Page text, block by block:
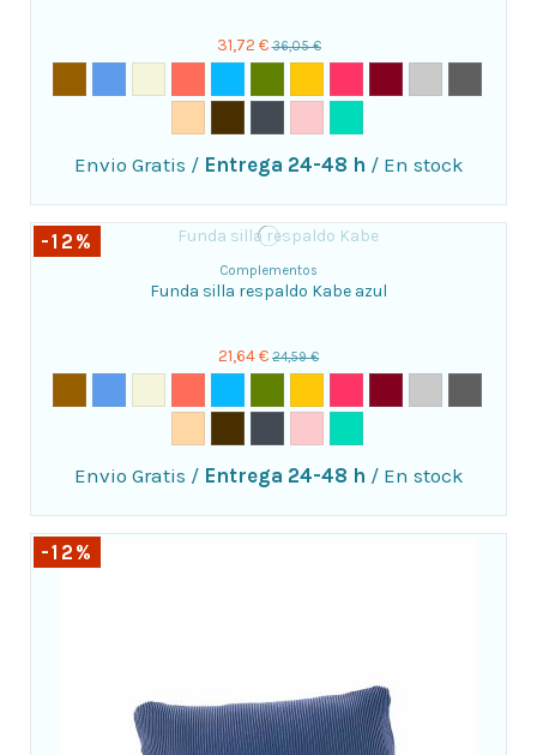
31,72 € 36,05 €
Envio Gratis / Entrega 24-48 h / En stock
-12%
Complementos
Funda silla respaldo Kabe azul
21,64 € 24,59 €
Envio Gratis / Entrega 24-48 h / En stock
-12%